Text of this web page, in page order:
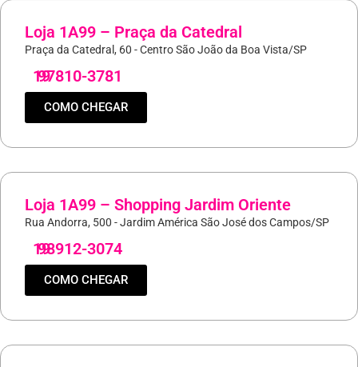
Loja 1A99 – Praça da Catedral
Praça da Catedral, 60 - Centro São João da Boa Vista/SP
19
97810-3781
COMO CHEGAR
Loja 1A99 – Shopping Jardim Oriente
Rua Andorra, 500 - Jardim América São José dos Campos/SP
19
98912-3074
COMO CHEGAR